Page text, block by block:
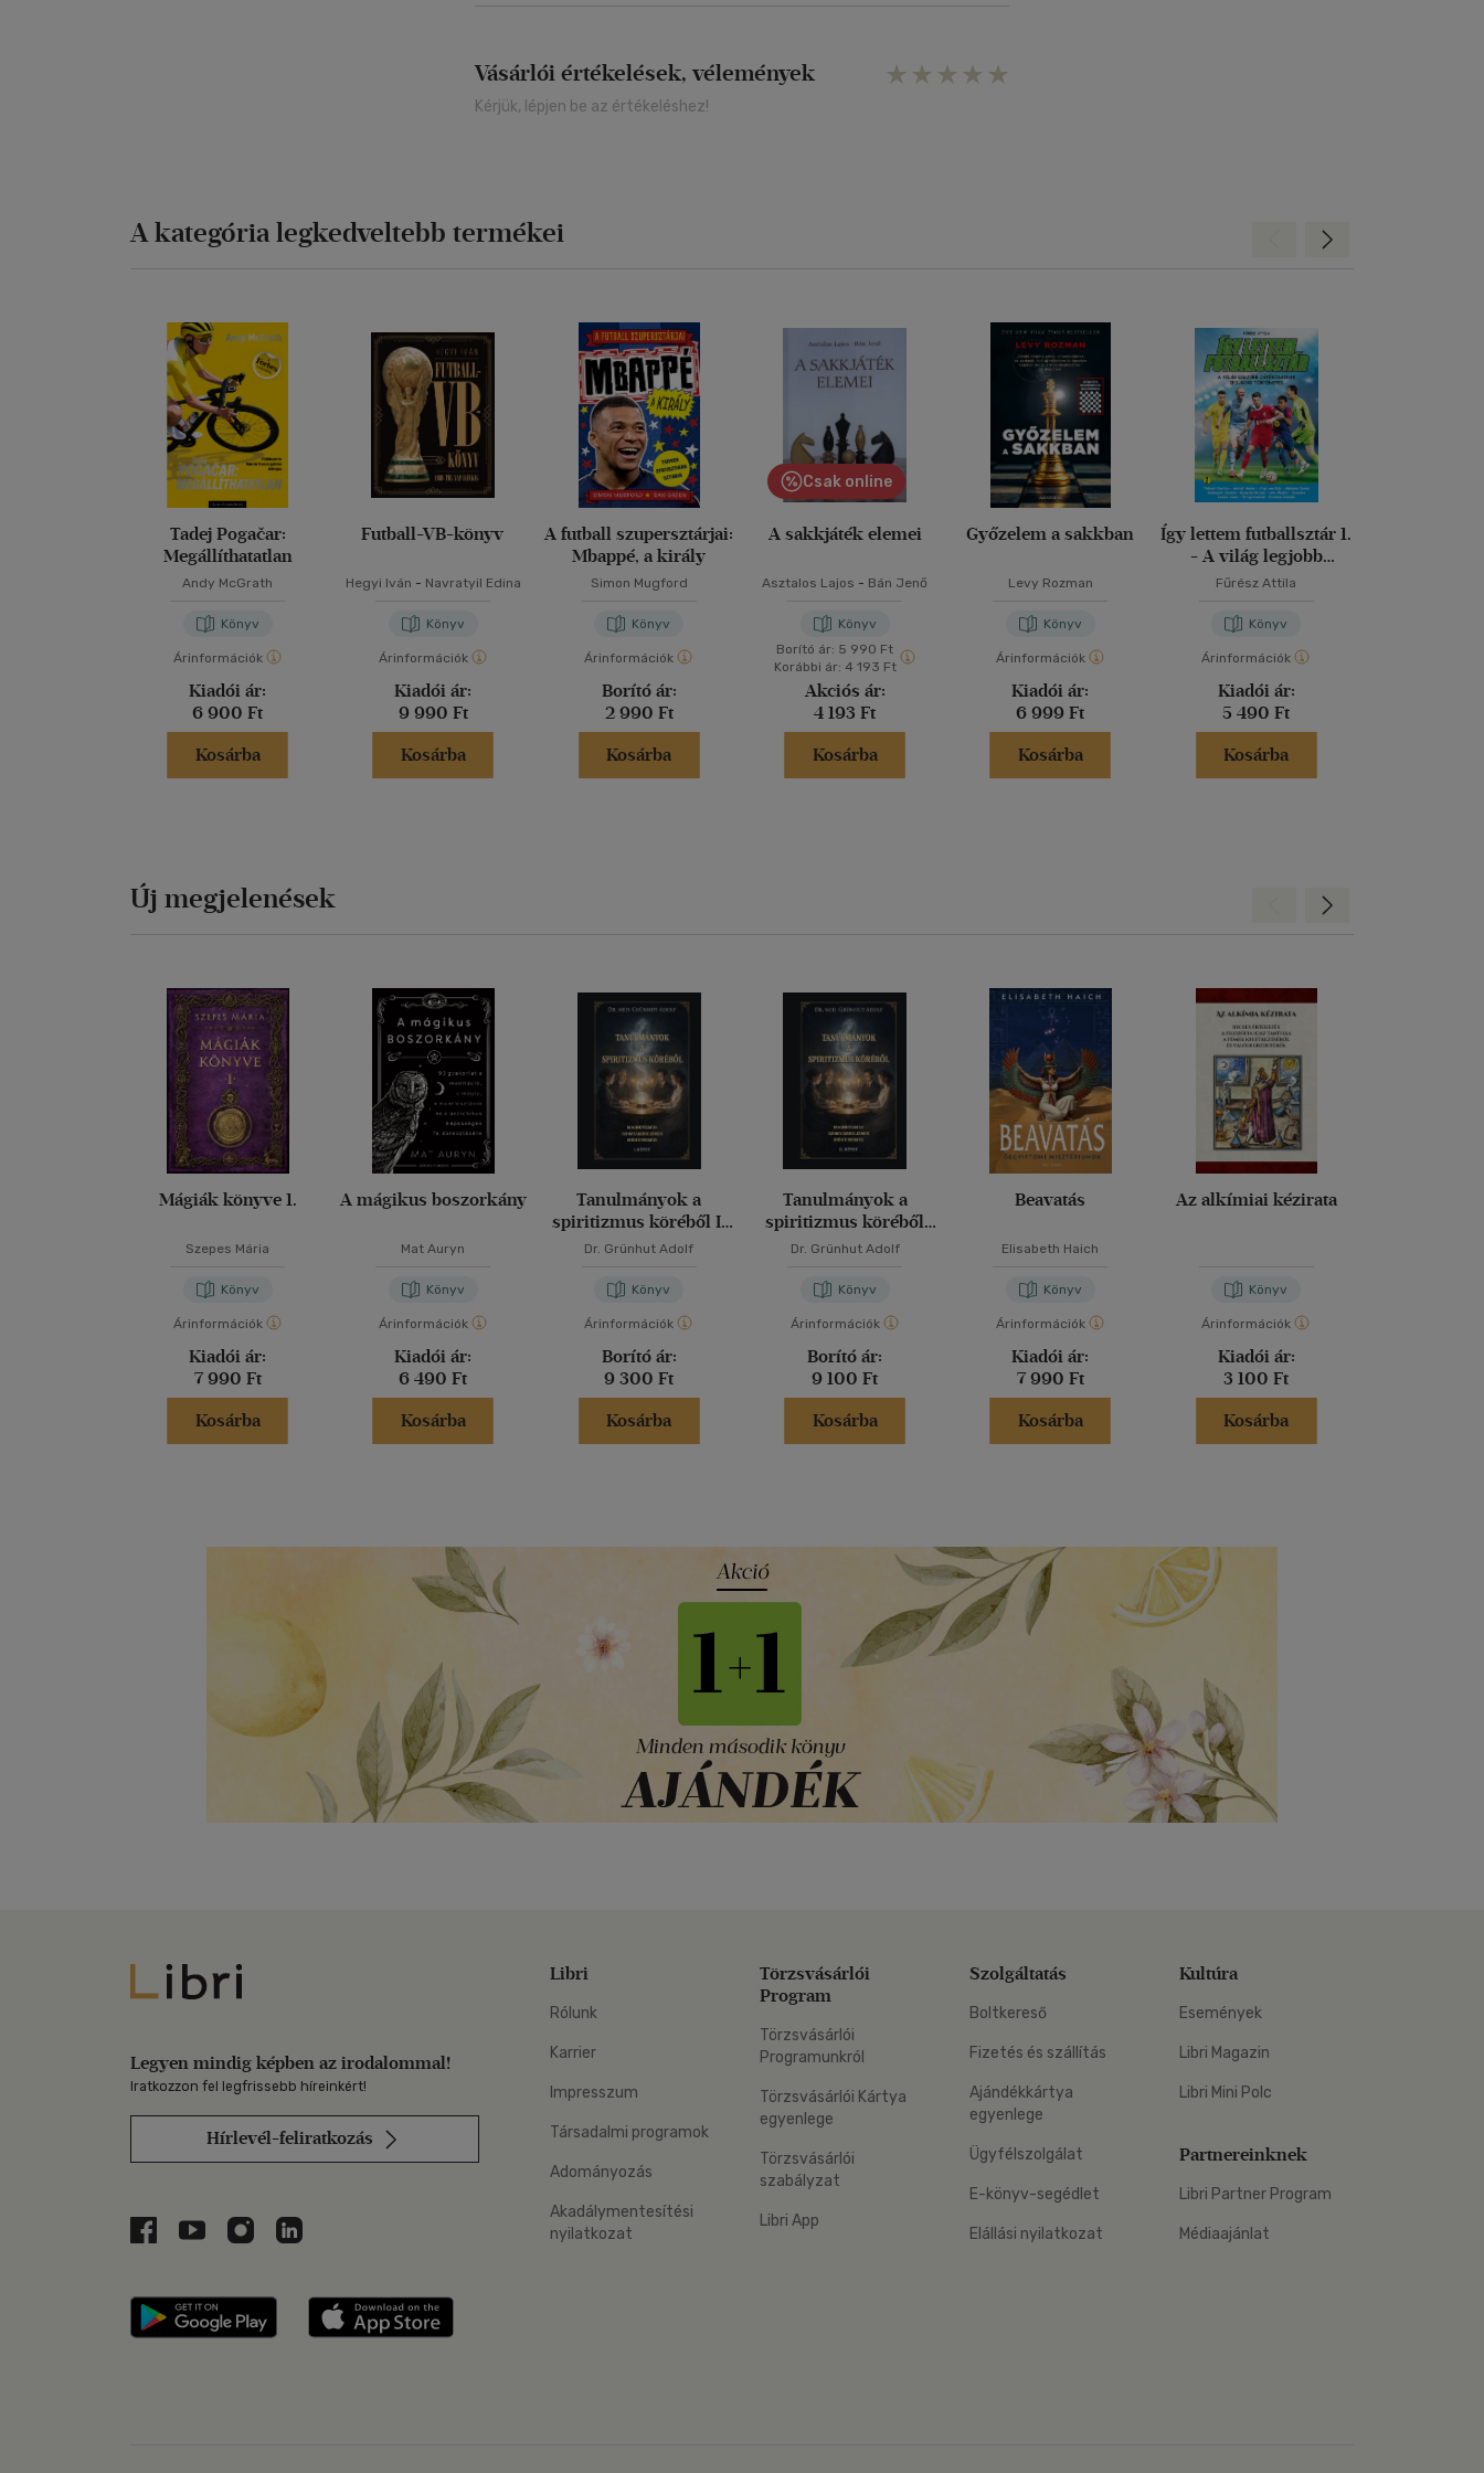
Vásárlói értékelések, vélemények
Kérjük, lépjen be az értékeléshez!
A kategória legkedveltebb termékei
Tadej Pogačar:
Megállíthatatlan
Andy McGrath
Könyv
Árinformációk
Kiadói ár:
6 900 Ft
Kosárba
Futball-VB-könyv
Hegyi Iván - Navratyil Edina
Könyv
Árinformációk
Kiadói ár:
9 990 Ft
Kosárba
A futball szupersztárjai:
Mbappé, a király
Simon Mugford
Könyv
Árinformációk
Borító ár:
2 990 Ft
Kosárba
Csak online
A sakkjáték elemei
Asztalos Lajos - Bán Jenő
Könyv
Borító ár: 5 990 Ft
Korábbi ár: 4 193 Ft
Akciós ár:
4 193 Ft
Kosárba
Győzelem a sakkban
Levy Rozman
Könyv
Árinformációk
Kiadói ár:
6 999 Ft
Kosárba
Így lettem futballsztár 1.
- A világ legjobb
játékosainak ifjúkori
Fűrész Attila
Könyv
Árinformációk
Kiadói ár:
5 490 Ft
Kosárba
Előre
Új megjelenések
Mágiák könyve 1.
Szepes Mária
Könyv
Árinformációk
Kiadói ár:
7 990 Ft
Kosárba
A mágikus boszorkány
Mat Auryn
Könyv
Árinformációk
Kiadói ár:
6 490 Ft
Kosárba
Tanulmányok a
spiritizmus köréből I.
kötet
Dr. Grünhut Adolf
Könyv
Árinformációk
Borító ár:
9 300 Ft
Kosárba
Tanulmányok a
spiritizmus köréből
II.kötet
Dr. Grünhut Adolf
Könyv
Árinformációk
Borító ár:
9 100 Ft
Kosárba
Beavatás
Elisabeth Haich
Könyv
Árinformációk
Kiadói ár:
7 990 Ft
Kosárba
Az alkímiai kézirata
Könyv
Árinformációk
Kiadói ár:
3 100 Ft
Kosárba
Előre
Libri
Legyen mindig képben az irodalommal!
Iratkozzon fel legfrissebb híreinkért!
Hírlevél-feliratkozás
Libri a Facebookon
Libri a Youtube-on
Libri az Instagramon
Libri a LinkedInen
Libri applikáció Szerezd meg: Google Play
Libri
Rólunk
Karrier
Impresszum
Társadalmi programok
Adományozás
Akadálymentesítési
nyilatkozat
Törzsvásárlói
Program
Törzsvásárlói
Programunkról
Törzsvásárlói Kártya
egyenlege
Törzsvásárlói
szabályzat
Libri App
Szolgáltatás
Boltkereső
Fizetés és szállítás
Ajándékkártya
egyenlege
Ügyfélszolgálat
E-könyv-segédlet
Elállási nyilatkozat
Kultúra
Események
Libri Magazin
Libri Mini Polc
Partnereinknek
Libri Partner Program
Médiaajánlat